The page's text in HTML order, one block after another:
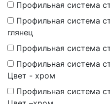
Профильная система
Профильная система
глянец
Профильная система
Профильная система
Цвет - хром
Профильная система